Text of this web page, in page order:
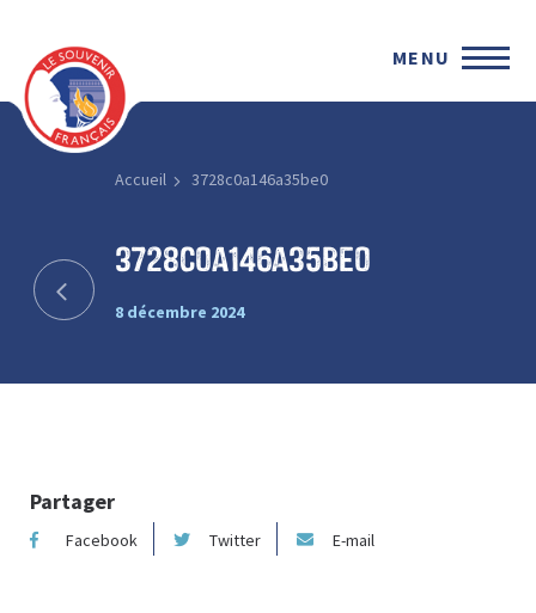
MENU
Accueil 3728c0a146a35be0
3728c0a146a35be0
8 décembre 2024
Partager
Facebook Twitter E-mail